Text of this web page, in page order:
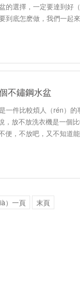
的選擇，一定要達到好
底怎麽做，我們一起來
不鏽鋼水盆
一件比較煩人（rén）
，放不放洗衣機是一個
便，不放吧，又不知道
）一頁 末頁